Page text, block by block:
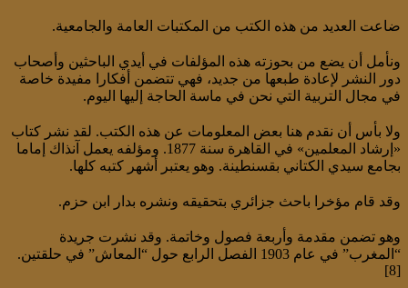
ضاعت العديد من هذه الكتب من المكتبات العامة والجامعية.
ونأمل أن يضع من بحوزته هذه المؤلفات في أيدي الباحثين وأصحاب
دور النشر لإعادة طبعها من جديد، فهي تتضمن أفكارا مفيدة خاصة
في مجال التربية التي نحن في ماسة الحاجة إليها اليوم.
ولا بأس أن نقدم هنا بعض المعلومات عن هذه الكتب. لقد نشر كتاب
«إرشاد المعلمين» في القاهرة سنة 1877. ومؤلفه يعمل آنذاك إماما
بجامع سيدي الكتاني بقسنطينة. وهو يعتبر أشهر كتبه كلها.
وقد قام مؤخرا باحث جزائري بتحقيقه ونشره بدار ابن حزم.
وهو تضمن مقدمة وأربعة فصول وخاتمة. وقد نشرت جريدة
“المغرب” في عام 1903 الفصل الرابع حول “المعاش” في حلقتين.
[8]